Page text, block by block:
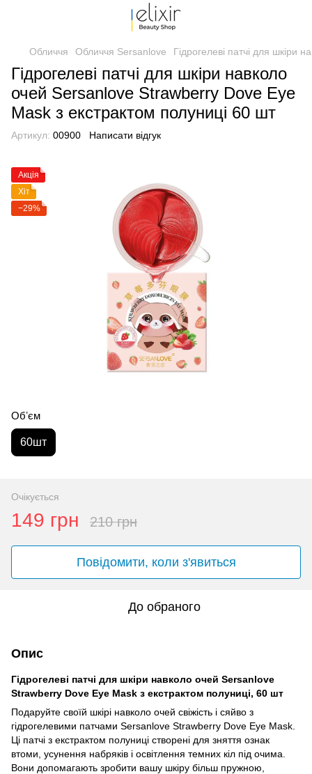
Обличчя Обличчя Sersanlove Гідрогелеві патчі для шкіри
Гідрогелеві патчі для шкіри навколо
очей Sersanlove Strawberry Dove Eye
Mask з екстрактом полуниці 60 шт
Артикул: 00900 Написати відгук
Акція
Хіт
−29%
Обʼєм
60шт
Очікується
149 грн 210 грн
Повідомити, коли з'явиться
До обраного
Опис
Гідрогелеві патчі для шкіри навколо очей Sersanlove
Strawberry Dove Eye Mask з екстрактом полуниці, 60 шт
Подаруйте своїй шкірі навколо очей свіжість і сяйво з
гідрогелевими патчами Sersanlove Strawberry Dove Eye Mask.
Ці патчі з екстрактом полуниці створені для зняття ознак
втоми, усунення набряків і освітлення темних кіл під очима.
Вони допомагають зробити вашу шкіру більш пружною,